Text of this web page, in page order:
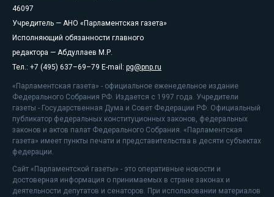
46097
Учредитель — АНО «Парламентская газета»
Исполняющий обязанности главного
редактора — Абдуллаев М.Р.
Тел.: +7 (495) 637–69–79 E-mail: pg@pnp.ru
«Парламентская газета» - официальное еженедельное издание
Федерального Собрания РФ. Издается с 1997 года. Учредители
газеты - Государственная Дума и Совет Федерации РФ. Официальный
публикатор федеральных конституционных законов, федеральных
законов и актов палат Федерального Собрания. «Парламентская
газета» имеет пункты печати и представительства в десяти субъектах
федерации.
Сайт «Парламентской газеты» - это оперативные новости и
достоверная информация о принимаемых в стране законах и
деятельности депутатов и сенаторов. При использовании материалов